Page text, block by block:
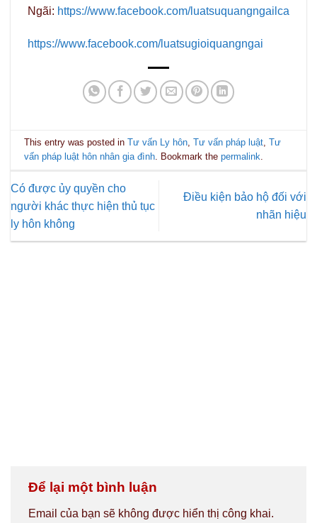
Ngãi: https://www.facebook.com/luatsuquangngailca
https://www.facebook.com/luatsugioiquangngai
This entry was posted inTư vấn Ly hôn ,Tư vấn pháp luật ,Tư
vấn pháp luật hôn nhân gia đình . Bookmark thepermalink
Có được ủy quyền cho
người khác thực hiện thủ tục
ly hôn không
Điều kiện bảo hộ đối với
nhãn hiệu
Để lại một bình luận
Email của bạn sẽ không được hiển thị công khai.